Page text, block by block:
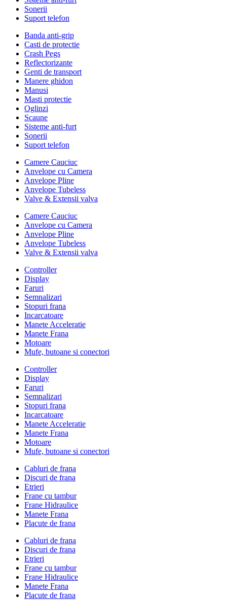
Sonerii
Suport telefon
Banda anti-grip
Casti de protectie
Crash Pegs
Reflectorizante
Genti de transport
Manere ghidon
Manusi
Masti protectie
Oglinzi
Scaune
Sisteme anti-furt
Sonerii
Suport telefon
Camere Cauciuc
Anvelope cu Camera
Anvelope Pline
Anvelope Tubeless
Valve & Extensii valva
Camere Cauciuc
Anvelope cu Camera
Anvelope Pline
Anvelope Tubeless
Valve & Extensii valva
Controller
Display
Faruri
Semnalizari
Stopuri frana
Incarcatoare
Manete Acceleratie
Manete Frana
Motoare
Mufe, butoane si conectori
Controller
Display
Faruri
Semnalizari
Stopuri frana
Incarcatoare
Manete Acceleratie
Manete Frana
Motoare
Mufe, butoane si conectori
Cabluri de frana
Discuri de frana
Etrieri
Frane cu tambur
Frane Hidraulice
Manete Frana
Placute de frana
Cabluri de frana
Discuri de frana
Etrieri
Frane cu tambur
Frane Hidraulice
Manete Frana
Placute de frana